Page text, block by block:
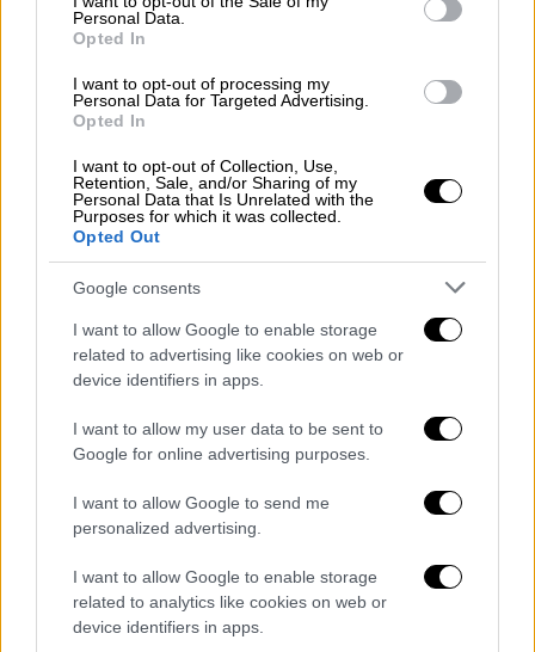
Personal Data.
Opted In
I want to opt-out of processing my
Personal Data for Targeted Advertising.
Opted In
I want to opt-out of Collection, Use,
Retention, Sale, and/or Sharing of my
Personal Data that Is Unrelated with the
Purposes for which it was collected.
Opted Out
Google consents
I want to allow Google to enable storage
related to advertising like cookies on web or
device identifiers in apps.
I want to allow my user data to be sent to
Google for online advertising purposes.
I want to allow Google to send me
personalized advertising.
I want to allow Google to enable storage
related to analytics like cookies on web or
device identifiers in apps.
δωμάτιο, γραφείο, διάφορα μικρά στούντιο,
Ωρα μηδέν για τη σχέση τους
Οι «Μπένιφερ», όπως αποκαλείται το
διάσημον ζευγάρι,προσπάθησαν «αθόρυβα»
να πουλήσουν το σπίτι τουςστο
Χιλςτον Ιούνιο, αλλά δεν υπήρχαν
ενδιαφερόμενοι, οπότε το έβγαλαν επίσημα
στην αγορά στις 11 Ιουλίου για 68
εκατομμύρια δολάρια, ενώ το αγόρασαν
μόλις πέρυσι για περίπου
δολάρια.
ICYMI: Ben Affleck Buys New L.A.
Home, JLo Divorce Inevitable | Click
to read more 👇
https://t.co/kcHECovnez
— TMZ (@TMZ)July 28, 2024